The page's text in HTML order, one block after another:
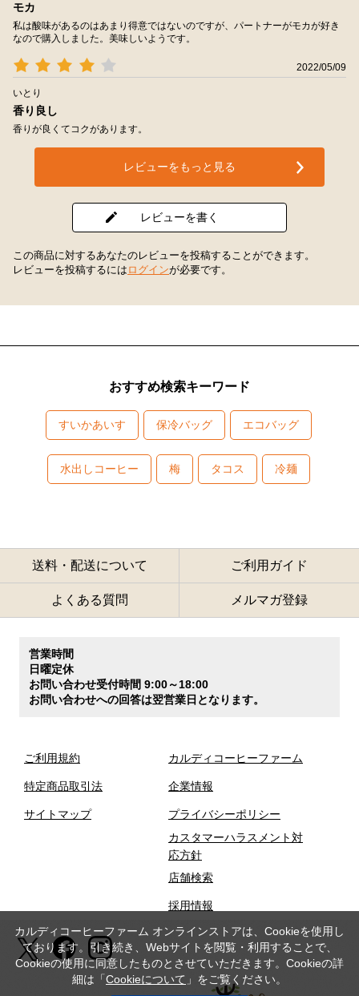
モカ
私は酸味があるのはあまり得意ではないのですが、パートナーがモカが好き
なので購入しました。美味しいようです。
2022/05/09
いとり
香り良し
香りが良くてコクがあります。
レビューをもっと見る
レビューを書く
この商品に対するあなたのレビューを投稿することができます。
レビューを投稿するには ログインが必要です。
おすすめ検索キーワード
すいかあいす 保冷バッグ エコバッグ
水出しコーヒー 梅 タコス 冷麺
送料・配送について ご利用ガイド
よくある質問 メルマガ登録
営業時間
日曜定休
お問い合わせ受付時間 9:00～18:00
お問い合わせへの回答は翌営業日となります。
ご利用規約
特定商品取引法
サイトマップ
カルディコーヒーファーム
企業情報
プライバシーポリシー
カスタマーハラスメント対
応方針
店舗検索
採用情報
カルディコーヒーファーム オンラインストアは、Cookieを使用し
ております。引き続き、Webサイトを閲覧・利用することで、
Cookieの使用に同意したものとさせていただきます。Cookieの詳
細は「Cookieについて 」をご覧ください。